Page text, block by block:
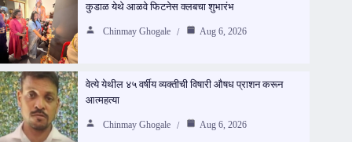
कुडाळ येथे आळवे फिटनेस क्लबचा शुभारंभ
Chinmay Ghogale Aug 6, 2026
वेत्ये येथील ४५ वर्षीय व्यक्तीची विषारी औषध प्राशन करून
आत्महत्या
Chinmay Ghogale Aug 6, 2026